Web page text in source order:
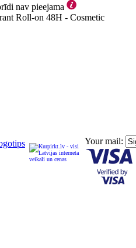
nav pieejama
Roll-on 48H - Cosmetic
Your mail: